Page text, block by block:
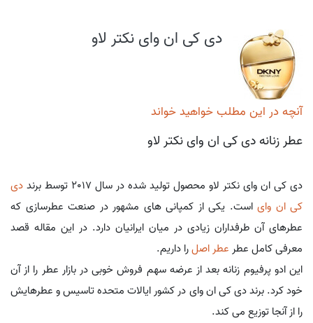
دی کی ان وای نکتر لاو
آنچه در این مطلب خواهید خواند
عطر زنانه دی کی ان وای نکتر لاو
دی کی ان وای نکتر لاو محصول تولید شده در سال 2017 توسط برند
دی
کی ان وای است. یکی از کمپانی های مشهور در صنعت عطرسازی که
عطرهای آن طرفداران زیادی در میان ایرانیان دارد. در این مقاله قصد
معرفی کامل عطر عطر اصلرا داریم.
این ادو پرفیوم زنانه بعد از عرضه سهم فروش خوبی در بازار عطر را از آن
خود کرد. برند دی کی ان وای در کشور ایالات متحده تاسیس و عطرهایش
را از آنجا توزیع می کند.